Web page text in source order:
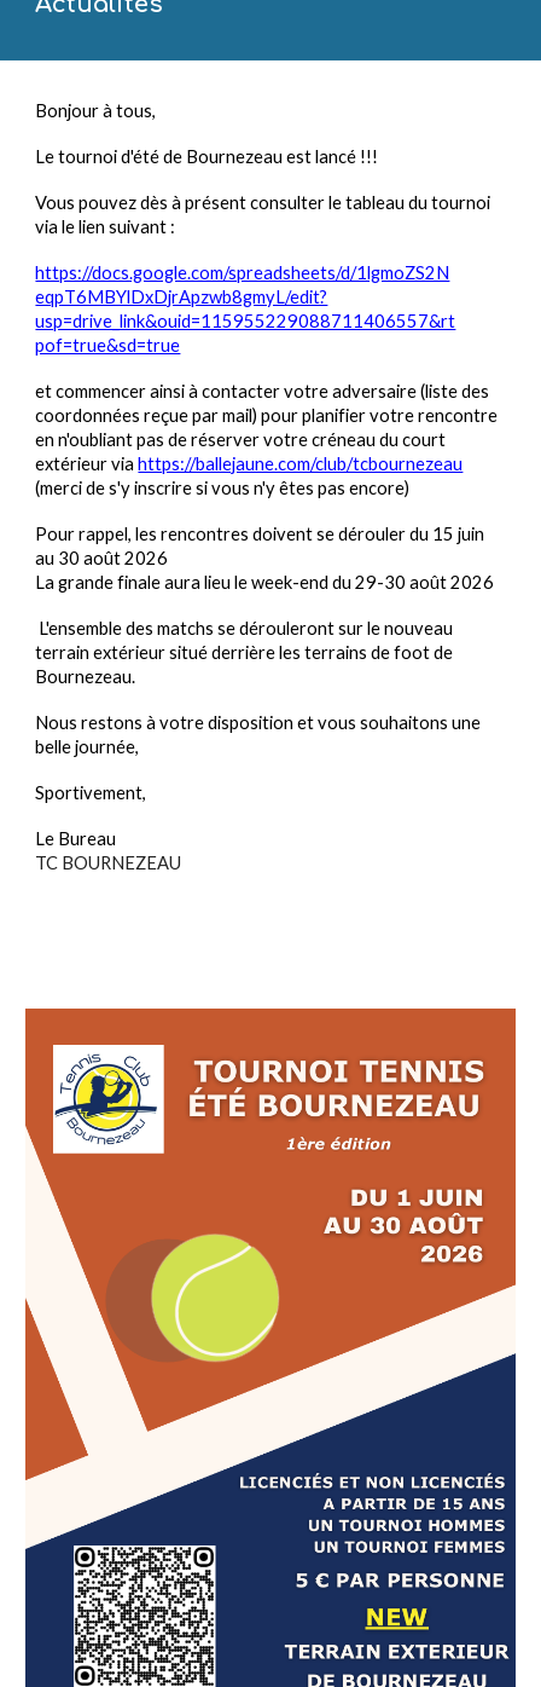
Bonjour à tous,
Le tournoi d'été de Bournezeau est lancé !!!
Vous pouvez dès à présent consulter le tableau du tournoi
via le lien suivant :
https://docs.google.com/spreadsheets/d/1lgmoZS2N
eqpT6MBYlDxDjrApzwb8gmyL/edit?
usp=drive_link&ouid=115955229088711406557&rt
pof=true&sd=true
et commencer ainsi à contacter votre adversaire (liste des
coordonnées reçue par mail) pour planifier votre rencontre
en n'oubliant pas de réserver votre créneau du court
extérieur via https://ballejaune.com/club/tcbournezeau
(merci de s'y inscrire si vous n'y êtes pas encore)
Pour rappel, les rencontres doivent se déroulerdu 15 juin
au 30 août 2026
La grande finale aura lieu le week-end du 29-30 août 2026
L'ensemble des matchs se dérouleront sur le nouveau
terrain extérieur situé derrière les terrains de foot de
Bournezeau.
Nous restons à votre disposition et vous souhaitons une
belle journée,
Sportivement,
Le Bureau
TC BOURNEZEAU